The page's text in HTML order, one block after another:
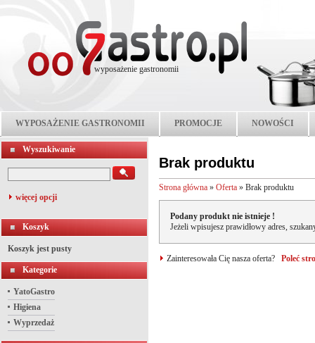
wyposażenie gastronomii
WYPOSAŻENIE GASTRONOMII PROMOCJE NOWOŚCI
Wyszukiwanie
więcej opcji
Koszyk
Koszyk jest pusty
Kategorie
YatoGastro
Higiena
Wyprzedaż
Brak produktu
Strona główna » Oferta » Brak produktu
Podany produkt nie istnieje !
Jeżeli wpisujesz prawidłowy adres,
Zainteresowała Cię nasza oferta? Poleć